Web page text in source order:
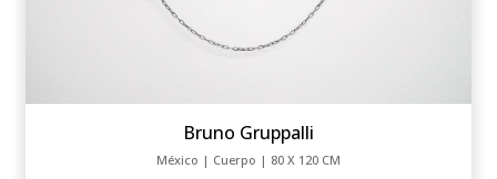
Bruno Gruppalli
México | Cuerpo | 80 X 120 CM